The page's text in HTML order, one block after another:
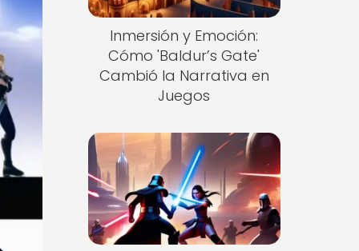
Inmersión y Emoción:
Cómo 'Baldur’s Gate'
Cambió la Narrativa en
Juegos